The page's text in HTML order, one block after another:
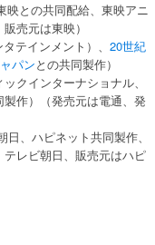
映との共同配給、東映アニ
売元は東映）
テインメント）、 20世紀
パンとの共同製作）
クインターナショナル、
作）（発売元は電通、発
日、ハピネット共同製作、
レビ朝日、販売元はハピ